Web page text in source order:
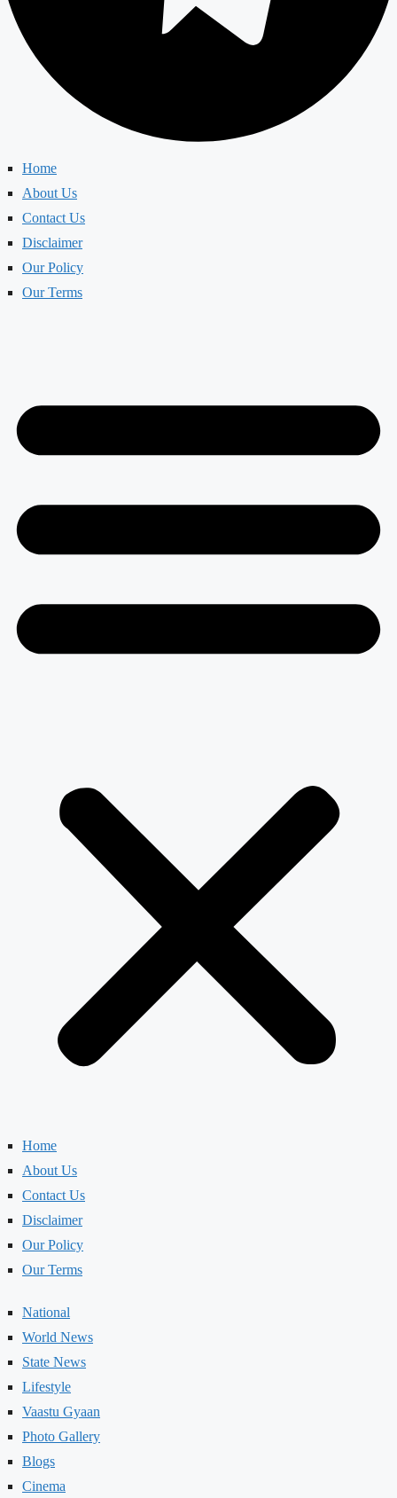
Home
About Us
Contact Us
Disclaimer
Our Policy
Our Terms
Home
About Us
Contact Us
Disclaimer
Our Policy
Our Terms
National
World News
State News
Lifestyle
Vaastu Gyaan
Photo Gallery
Blogs
Cinema